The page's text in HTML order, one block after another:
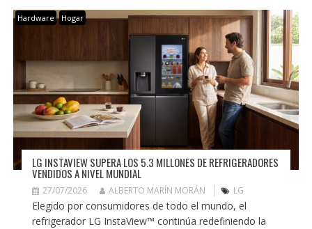
Hardware Hogar
LG INSTAVIEW SUPERA LOS 5.3 MILLONES DE REFRIGERADORES
VENDIDOS A NIVEL MUNDIAL
27/07/2026 ALBERTO MARÍN MORÁN LG
Elegido por consumidores de todo el mundo, el
refrigerador LG InstaView™ continúa redefiniendo la